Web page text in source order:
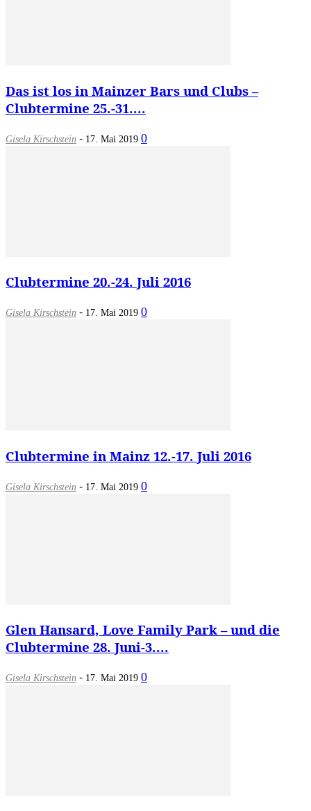
Das ist los in Mainzer Bars und Clubs –
Clubtermine 25.-31....
Gisela Kirschstein - 17. Mai 2019 0
Clubtermine 20.-24. Juli 2016
Gisela Kirschstein - 17. Mai 2019 0
Clubtermine in Mainz 12.-17. Juli 2016
Gisela Kirschstein - 17. Mai 2019 0
Glen Hansard, Love Family Park – und die
Clubtermine 28. Juni-3....
Gisela Kirschstein - 17. Mai 2019 0